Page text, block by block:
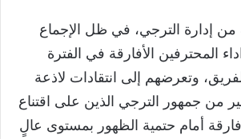
من إدارة الترجي، في ظل الإجماع
المحترفين الأفارقة في الفترة
وتعرضهم إلى انتقادات لاذعة
من جمهور الترجي الذين على اقتناع
أمام حتمية الظهور بمستوى عالٍ